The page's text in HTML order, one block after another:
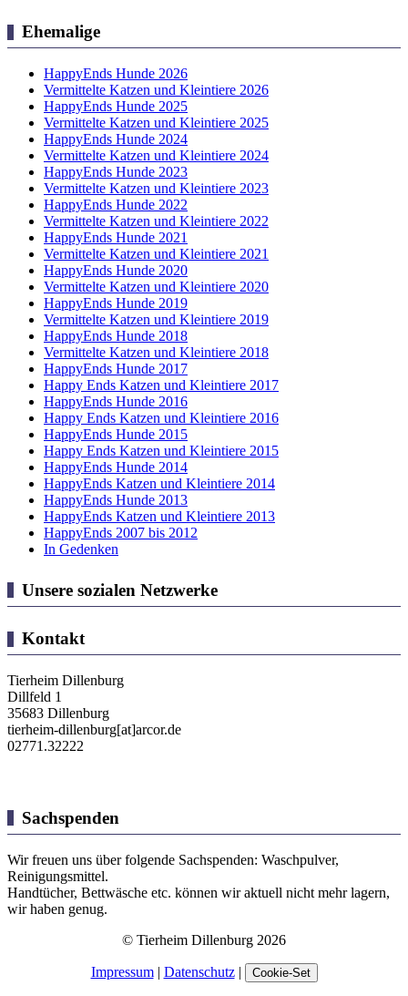
Ehemalige
HappyEnds Hunde 2026
Vermittelte Katzen und Kleintiere 2026
HappyEnds Hunde 2025
Vermittelte Katzen und Kleintiere 2025
HappyEnds Hunde 2024
Vermittelte Katzen und Kleintiere 2024
HappyEnds Hunde 2023
Vermittelte Katzen und Kleintiere 2023
HappyEnds Hunde 2022
Vermittelte Katzen und Kleintiere 2022
HappyEnds Hunde 2021
Vermittelte Katzen und Kleintiere 2021
HappyEnds Hunde 2020
Vermittelte Katzen und Kleintiere 2020
HappyEnds Hunde 2019
Vermittelte Katzen und Kleintiere 2019
HappyEnds Hunde 2018
Vermittelte Katzen und Kleintiere 2018
HappyEnds Hunde 2017
Happy Ends Katzen und Kleintiere 2017
HappyEnds Hunde 2016
Happy Ends Katzen und Kleintiere 2016
HappyEnds Hunde 2015
Happy Ends Katzen und Kleintiere 2015
HappyEnds Hunde 2014
HappyEnds Katzen und Kleintiere 2014
HappyEnds Hunde 2013
HappyEnds Katzen und Kleintiere 2013
HappyEnds 2007 bis 2012
In Gedenken
Unsere sozialen Netzwerke
Kontakt
Tierheim Dillenburg
Dillfeld 1
35683 Dillenburg
tierheim-dillenburg[at]arcor.de
02771.32222
Sachspenden
Wir freuen uns über folgende Sachspenden: Waschpulver,
Reinigungsmittel.
Handtücher, Bettwäsche etc. können wir aktuell nicht mehr lagern,
wir haben genug.
© Tierheim Dillenburg 2026
Impressum| Datenschutz| Cookie-Set